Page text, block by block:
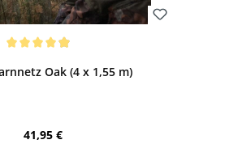
Oak (4 x 1,55 m)
Regulärer Preis:
41,95 €